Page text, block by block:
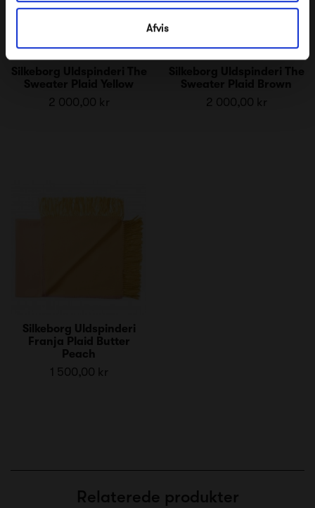
Afvis
2 000,00 kr
Sweater Plaid Brown
2 000,00 kr
Silkeborg Uldspinderi
Franja Plaid Butter
Peach
1 500,00 kr
Relaterede produkter